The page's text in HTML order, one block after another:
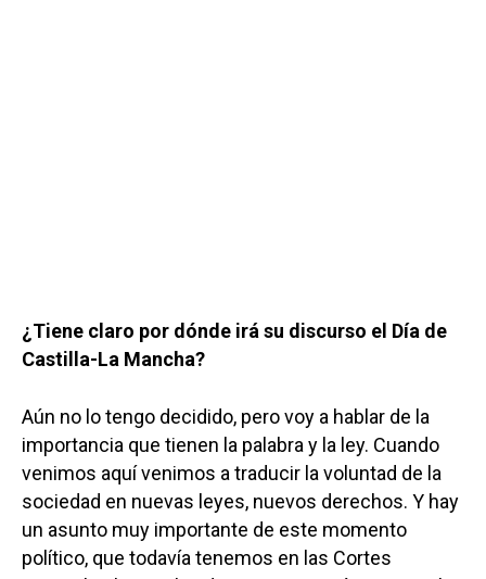
¿Tiene claro por dónde irá su discurso el Día de
Castilla-La Mancha?
Aún no lo tengo decidido, pero voy a hablar de la
importancia que tienen la palabra y la ley. Cuando
venimos aquí venimos a traducir la voluntad de la
sociedad en nuevas leyes, nuevos derechos. Y hay
un asunto muy importante de este momento
político, que todavía tenemos en las Cortes